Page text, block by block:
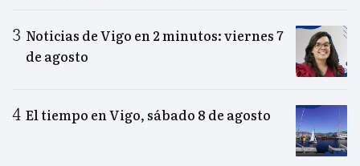
Noticias de Vigo en 2 minutos: viernes 7
de agosto
El tiempo en Vigo, sábado 8 de agosto